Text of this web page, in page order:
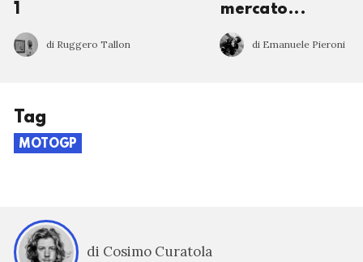
1
di Ruggero Tallon
mercato...
di Emanuele Pieroni
Tag
MOTOGP
di Cosimo Curatola